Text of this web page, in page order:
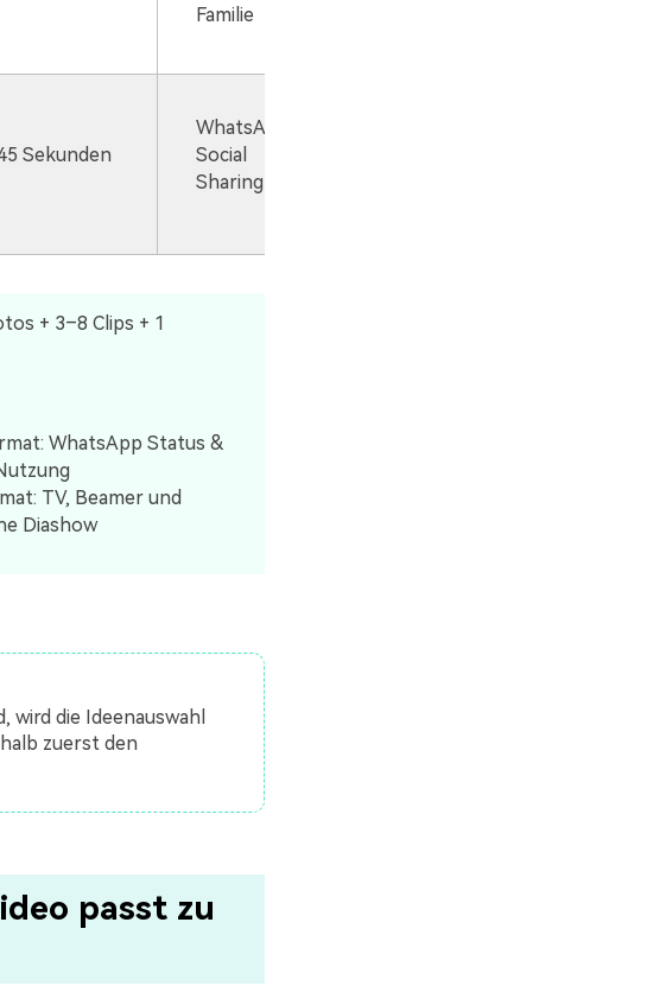
Familie
Sekunden
WhatsApp,
Social
Sharing
+ 3–8 Clips + 1
WhatsApp Status &
TV, Beamer und
Diashow
wird die Ideenauswahl
zuerst den
passt zu